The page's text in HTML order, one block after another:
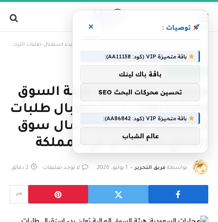
محليات السعودية: هيئة السوق المالية تعلن بدء استقبال طلبات الترخيص لممارسة أعمال سوق السلع والمعادن في المملكة
محليات السعودية: هيئة السوق
المالية تعلن بدء استقبال طلبات
الترخيص لممارسة أعمال سوق
السلع والمعادن في المملكة
بواسطة فريق التحرير 1 يوليو، 2026 لا توجد تعليقات 2 دقائق
توصيات : ×
باقة متميزة VIP (كود: AA11138):
باقة باك لينك
تحسين محركات البحث SEO
باقة متميزة VIP (كود: AA86842):
عالم الشباب